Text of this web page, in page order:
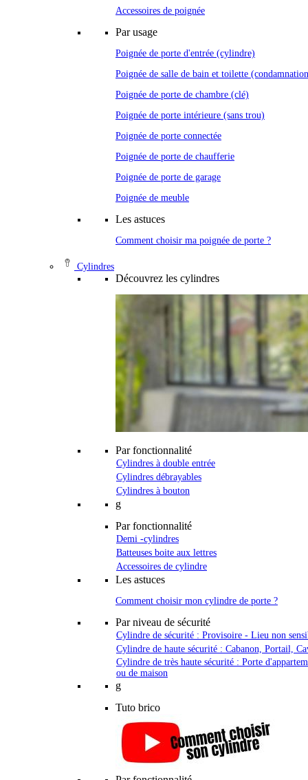
Accessoires de poignée
Par usage
Poignée de porte d'entrée (cylindre)
Poignée de salle de bain et toilette
Poignée de porte de chambre (clé)
Poignée de porte intérieure (sans trou)
Poignée de porte connectée
Poignée de porte de chaufferie
Poignée de porte de garage
Poignée de meuble
Les astuces
Comment choisir ma poignée de porte ?
Cylindres
Découvrez les cylindres
Par fonctionnalité
Cylindres à double entrée
Cylindres débrayables
Cylindres à bouton
g
Par fonctionnalité
Demi -cylindres
Batteuses boite aux lettres
Accessoires de cylindre
Les astuces
Comment choisir mon cylindre de porte ?
Par niveau de sécurité
Cylindre de sécurité : Provisoire - Lieu non
Cylindre de haute sécurité : Cabanon, Portail,
Cylindre de très haute sécurité : Porte
ou de maison
g
Tuto brico